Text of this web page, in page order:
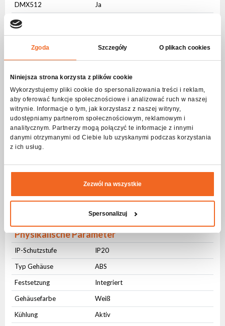
Zgoda Szczegóły O plikach cookies
Niniejsza strona korzysta z plików cookie
Wykorzystujemy pliki cookie do spersonalizowania treści i reklam,
aby oferować funkcje społecznościowe i analizować ruch w naszej
witrynie. Informacje o tym, jak korzystasz z naszej witryny,
udostępniamy partnerom społecznościowym, reklamowym i
analitycznym. Partnerzy mogą połączyć te informacje z innymi
danymi otrzymanymi od Ciebie lub uzyskanymi podczas korzystania
z ich usług.
Zezwól na wszystkie
Spersonalizuj
DMX512
Ja
Tonkontrolle
Automatische Steuerung
Ja
Master-slave
Schnittstelle Benutzer
Physische Tasten
Ja
LCD Bildschirm
Anschlüsse
AC IN
PowerCON
PowerCON
DMX IN
3-pin XLR
3-pin XLR
Physikalische Parameter
IP-Schutzstufe
IP20
Typ Gehäuse
ABS
Festsetzung
Integriert
Gehäusefarbe
Weiß
Kühlung
Aktiv